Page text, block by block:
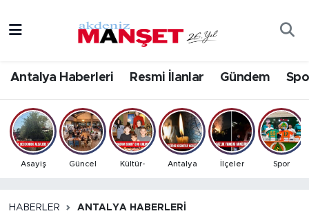
Antalya Haberleri Resmi İlanlar Gündem
Asayiş Güncel Kültür- Antalya İlçeler Spor
HABERLER ANTALYA HABERLERI
Bilim & Teknoloji
Eğitim
Ekonomi
Antalya Hava Durumu
Antalya Namaz Vakitleri
Antalya Trafik Yoğunluk Haritası